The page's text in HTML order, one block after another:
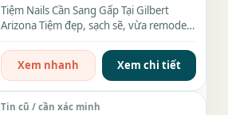
Tiệm Nails Cần Sang Gấp Tại Gilbert
Arizona Tiệm đẹp, sạch sẽ, vừa remodel,
Xem nhanh
Xem chi tiết
Tin cũ / cần xác minh